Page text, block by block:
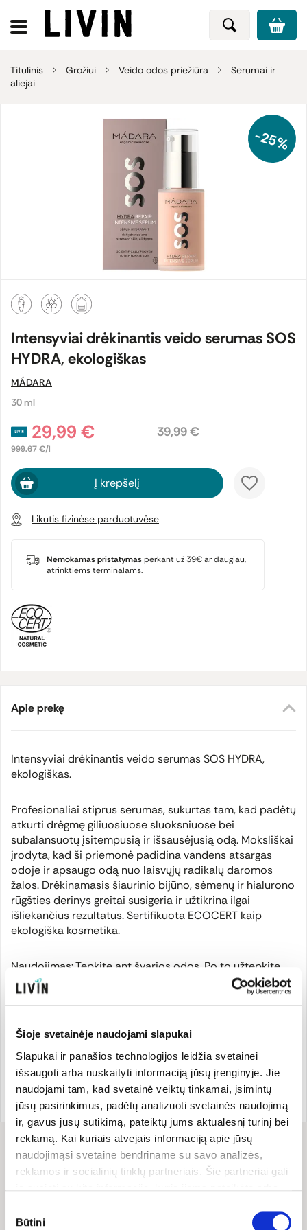
Šioje svetainėje naudojami slapukai
Slapukai ir panašios technologijos leidžia svetainei
išsaugoti arba nuskaityti informaciją jūsų įrenginyje. Jie
naudojami tam, kad svetainė veiktų tinkamai, įsimintų
jūsų pasirinkimus, padėtų analizuoti svetainės naudojimą
ir, gavus jūsų sutikimą, pateiktų jums aktualesnį turinį bei
reklamą. Kai kuriais atvejais informaciją apie jūsų
naudojimąsi svetaine bendriname su savo analizės,
reklamos ir socialinių tinklų partneriais. Šie partneriai gali
pasirinkti, su kuriomis slapukų kategorijomis sutinkate.
pasirinkimas
Būtini
Titulinis Grožiui Veido odos priežiūra
Serumai ir
aliejai
-25%
Intensyviai drėkinantis veido serumas SOS
HYDRA, ekologiškas
MÁDARA
30 ml
29,99 €
999.67 €/l
39,99 €
Į krepšelį
Likutis fizinėse parduotuvėse
Nemokamas pristatymasperkant už 39€ ar daugiau,
atrinktiems terminalams.
Apie prekę
Intensyviai drėkinantis veido serumas SOS HYDRA,
ekologiškas.
Profesionaliai stiprus serumas, sukurtas tam, kad padėtų
atkurti drėgmę giliuosiuose sluoksniuose bei
subalansuotų įsitempusią ir išsausėjusią odą. Moksliškai
įrodyta, kad ši priemonė padidina vandens atsargas
odoje ir apsaugo odą nuo laisvųjų radikalų daromos
žalos. Drėkinamasis šiaurinio bijūno, sėmenų ir hialurono
rūgšties derinys greitai susigeria ir užtikrina ilgai
išliekančius rezultatus. Sertifikuota ECOCERT kaip
ekologiška kosmetika.
Naudojimas: Tepkite ant švarios odos. Po to užtepkite
drėkinamojo kremo.
Gamintojas
Prekės ženklo šalis:
Latvija
Prekės kodas:MADAV2556
EAN kodas: 475100982556
Sudėtis
Stearate Citrate, Pentylene Glycol, Cetearyl Alcohol,